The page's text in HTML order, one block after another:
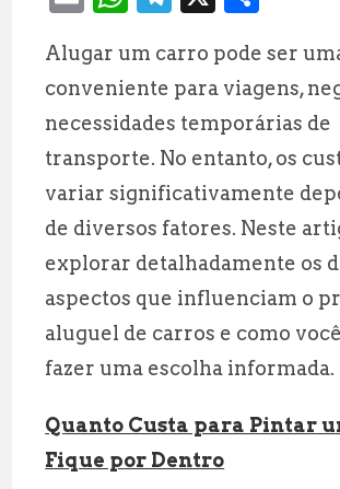
ai
l
at
s
A
p
p
e
g
r
a
m
a
r
e
Alugar um carro pode ser
conveniente para viagens,
necessidades temporárias de
transporte. No entanto, os
variar significativamente
de diversos fatores. Neste
explorar detalhadamente os
aspectos que influenciam o
aluguel de carros e como
fazer uma escolha informada.
Quanto Custa para Pintar
Fique por Dentro